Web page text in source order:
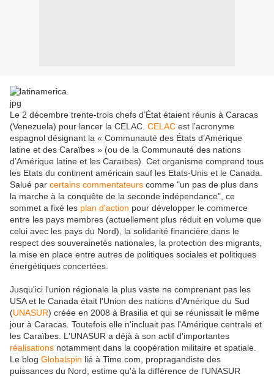
Le 2 décembre trente-trois chefs d’État étaient réunis à Caracas
(Venezuela) pour lancer la CELAC. CELAC est l’acronyme
espagnol désignant la « Communauté des États d’Amérique
latine et des Caraïbes » (ou de la Communauté des nations
d’Amérique latine et les Caraïbes). Cet organisme comprend tous
les Etats du continent américain sauf les Etats-Unis et le Canada.
Salué par certains commentateurs comme "un pas de plus dans
la marche à la conquête de la seconde indépendance", ce
sommet a fixé les plan d'action pour développer le commerce
entre les pays membres (actuellement plus réduit en volume que
celui avec les pays du Nord), la solidarité financière dans le
respect des souverainetés nationales, la protection des migrants,
la mise en place entre autres de politiques sociales et politiques
énergétiques concertées.
Jusqu'ici l'union régionale la plus vaste ne comprenant pas les
USA et le Canada était l'Union des nations d'Amérique du Sud
(UNASUR) créée en 2008 à Brasilia et qui se réunissait le même
jour à Caracas. Toutefois elle n'incluait pas l'Amérique centrale et
les Caraïbes. L'UNASUR a déjà à son actif d'importantes
réalisations notamment dans la coopération militaire et spatiale.
Le blog Globalspin lié à Time.com, propragandiste des
puissances du Nord, estime qu'à la différence de l'UNASUR